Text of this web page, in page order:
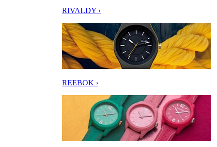
RIVALDY ›
REEBOK ›